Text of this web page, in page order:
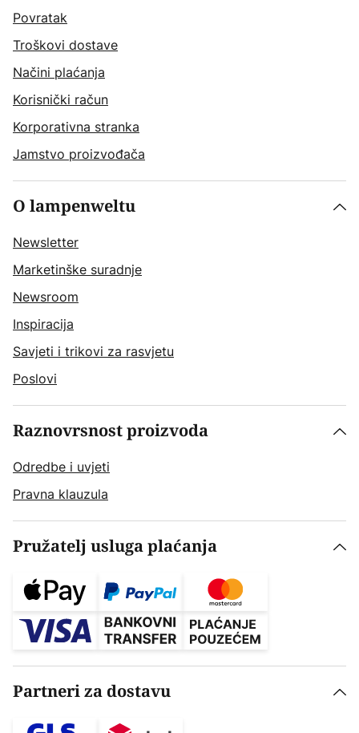
Povratak
Troškovi dostave
Načini plaćanja
Korisnički račun
Korporativna stranka
Jamstvo proizvođača
O lampenweltu
Newsletter
Marketinške suradnje
Newsroom
Inspiracija
Savjeti i trikovi za rasvjetu
Poslovi
Raznovrsnost proizvoda
Odredbe i uvjeti
Pravna klauzula
Pružatelj usluga plaćanja
Partneri za dostavu